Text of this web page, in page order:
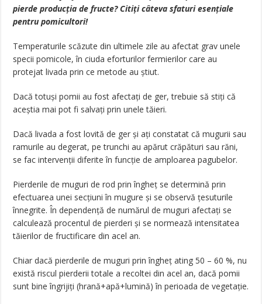
pierde producția de fructe? Citiți câteva sfaturi esențiale
pentru pomicultori!
Temperaturile scăzute din ultimele zile au afectat grav unele
specii pomicole, în ciuda eforturilor fermierilor care au
protejat livada prin ce metode au știut.
Dacă totuși pomii au fost afectați de ger, trebuie să stiți că
aceștia mai pot fi salvați prin unele tăieri.
Dacă livada a fost lovită de ger şi ați constatat că mugurii sau
ramurile au degerat, pe trunchi au apărut crăpături sau răni,
se fac intervenții diferite în funcție de amploarea pagubelor.
Pierderile de muguri de rod prin îngheț se determină prin
efectuarea unei secțiuni în mugure și se observă țesuturile
înnegrite. În dependență de numărul de muguri afectați se
calculează procentul de pierderi și se normează intensitatea
tăierilor de fructificare din acel an.
Chiar dacă pierderile de muguri prin îngheț ating 50 – 60 %, nu
există riscul pierderii totale a recoltei din acel an, dacă pomii
sunt bine îngrijiți (hrană+apă+lumină) în perioada de vegetație.